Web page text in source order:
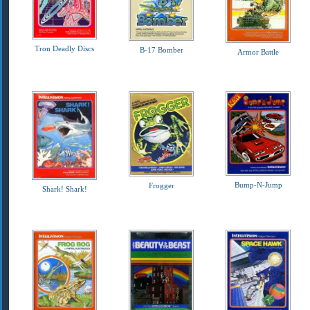
Tron Deadly Discs B-17 Bomber Armor Battle
Shark! Shark! Frogger Bump-N-Jump